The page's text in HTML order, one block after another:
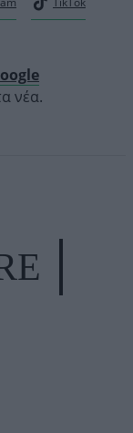
νέα.